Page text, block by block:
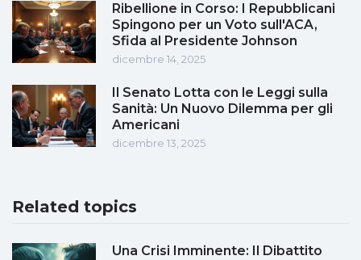
Ribellione in Corso: I Repubblicani
Spingono per un Voto sull'ACA,
Sfida al Presidente Johnson
dicembre 14, 2025
Il Senato Lotta con le Leggi sulla
Sanità: Un Nuovo Dilemma per gli
Americani
dicembre 13, 2025
Related topics
Una Crisi Imminente: Il Dibattito